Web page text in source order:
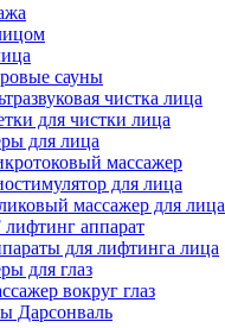
сауны
чистка лица
для чистки лица
для лица
массажер
для лица
массажер для лица
лифтинг аппарат
для лифтинга лица
для глаз
вокруг глаз
Дарсонваль